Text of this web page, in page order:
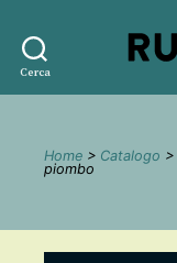
Cerca
Home > Catalogo >
piombo